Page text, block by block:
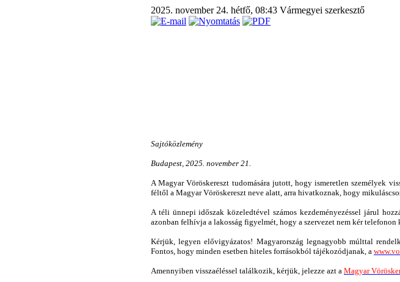
2025. november 24. hétfő, 08:43 Vármegyei szerkesztő
Sajtóközlemény
Budapest, 2025. november 21.
A Magyar Vöröskereszt tudomására jutott, hogy ismeretlen személyek
féltől a Magyar Vöröskereszt neve alatt, arra hivatkoznak, hogy
A téli ünnepi időszak közeledtével számos kezdeményezéssel járul
azonban felhívja a lakosság figyelmét, hogy a szervezet nem kér
Kérjük, legyen elővigyázatos! Magyarország legnagyobb múlttal
Fontos, hogy minden esetben hiteles forrásokból tájékozódjanak, a
Amennyiben visszaéléssel találkozik, kérjük, jelezze azt a Magyar